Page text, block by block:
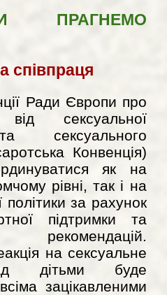
ПРАГНЕМО
співпраця
Ради Європи про
сексуальної
сексуального
Конвенція)
як на
рівні, так і на
політики за рахунок
підтримки та
на сексуальне
дітьми буде
зацікавленими